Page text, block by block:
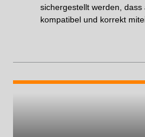
sichergestellt werden, dass
kompatibel und korrekt